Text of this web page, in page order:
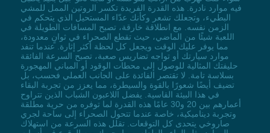
فيه موارد نادرة. هذه القدرة الفريدة تكسر الروتين الممل للمشي
البطيء، وتجعلك تشعر وكأنك عدّاء المستحيل الذي يتحكم في
الزمن نفسه. مع انطلاقة خارقة، تصبح المسافات الطويلة في
اللعبة شيئًا من الماضي، حيث تقطع الصحراء في ثوانٍ معدودة،
مما يوفر عليك الوقت ويجعل كل لحظة أكثر إثارة. عندما تنفد
موارد سيارتك أو تواجه تضاريس صعبة، تصبح السرعة الفائقة
حليفتك المثالية للوصول إلى محطات الوقود أو المباني المهجورة
بسلاسة تامة. لا تقتصر الفائدة على الجانب العملي فحسب، بل
تضيف أيضًا شعورًا بالقوة والسيطرة، مما يعزز من تجربة البقاء
في هذا البيئة القاسية. يفضل اللاعبون الشباب الذين تتراوح
أعمارهم بين 20 و30 عامًا هذه القدرة لما توفره من حرية مطلقة
وتجربة ديناميكية، خاصة عندما تتحول الصحراء إلى ساحة لجري
صاروخي يتحدى كل التوقعات. تقلل هذه السرعة من استهلاك